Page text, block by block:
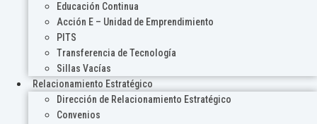
Educación Continua
Acción E – Unidad de Emprendimiento
PITS
Transferencia de Tecnología
Sillas Vacías
Relacionamiento Estratégico
Dirección de Relacionamiento Estratégico
Convenios